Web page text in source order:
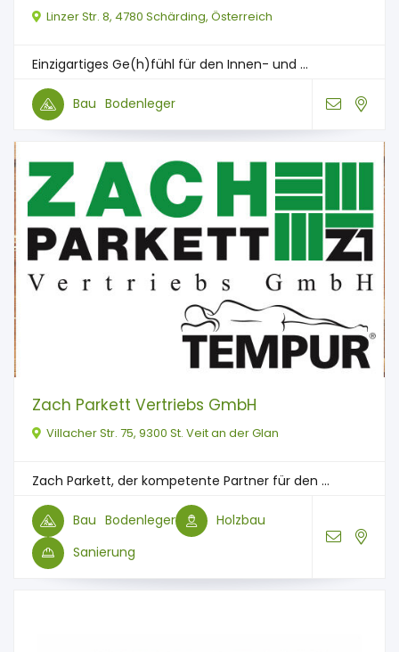
Linzer Str. 8, 4780 Schärding, Österreich
Einzigartiges Ge(h)fühl für den Innen- und ...
Bau Bodenleger
Zach Parkett Vertriebs GmbH
Villacher Str. 75, 9300 St. Veit an der Glan
Zach Parkett, der kompetente Partner für den ...
Bau Bodenleger
Holzbau
Sanierung